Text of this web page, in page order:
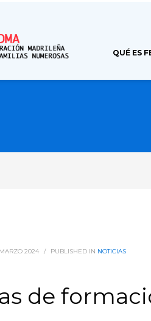
QUÉ ES
2024 / PUBLISHED IN NOTICIAS
de